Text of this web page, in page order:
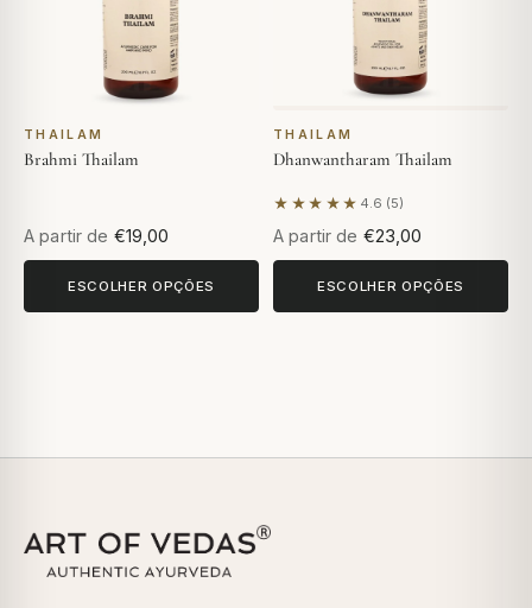
THAILAM
Brahmi Thailam
A partir de €19,00
ESCOLHER OPÇÕES
THAILAM
Dhanwantharam Thailam
★★★★★ 4.6 (5)
Com base em 5 avaliações
A partir de €23,00
ESCOLHER OPÇÕES